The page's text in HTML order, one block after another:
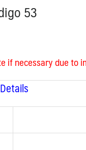
53
if necessary due to
Details